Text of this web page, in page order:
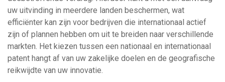
uw uitvinding in meerdere landen beschermen, wat
efficiënter kan zijn voor bedrijven die internationaal actief
zijn of plannen hebben om uit te breiden naar verschillende
markten. Het kiezen tussen een nationaal en internationaal
patent hangt af van uw zakelijke doelen en de geografische
reikwijdte van uw innovatie.